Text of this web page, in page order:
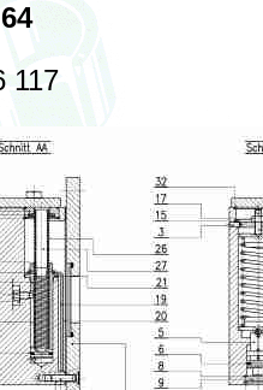
117